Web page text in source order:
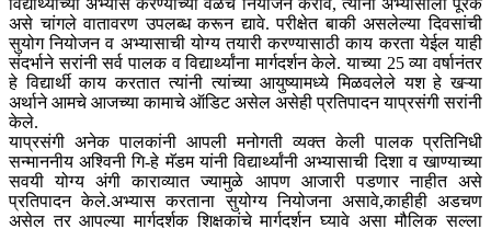
विद्यार्थ्यांच्या अभ्यास करण्याच्या वेळेचे नियोजन करावे, त्यांना अभ्यासाला पूरक
असे चांगले वातावरण उपलब्ध करून द्यावे. परीक्षेत बाकी असलेल्या दिवसांची
सुयोग नियोजन व अभ्यासाची योग्य तयारी करण्यासाठी काय करता येईल याही
संदर्भाने सरांनी सर्व पालक व विद्यार्थ्यांना मार्गदर्शन केले. याच्या 25 व्या वर्षानंतर
हे विद्यार्थी काय करतात त्यांनी त्यांच्या आयुष्यामध्ये मिळवलेले यश हे खऱ्या
अर्थाने आमचे आजच्या कामाचे ऑडिट असेल असेही प्रतिपादन याप्रसंगी सरांनी
केले.
याप्रसंगी अनेक पालकांनी आपली मनोगती व्यक्त केली पालक प्रतिनिधी
सन्माननीय अश्विनी गि-हे मॅडम यांनी विद्यार्थ्यांनी अभ्यासाची दिशा व खाण्याच्या
सवयी योग्य अंगी काराव्यात ज्यामुळे आपण आजारी पडणार नाहीत असे
प्रतिपादन केले.अभ्यास करताना सुयोग्य नियोजना असावे,काहीही अडचण
असेल तर आपल्या मार्गदर्शक शिक्षकांचे मार्गदर्शन घ्यावे असा मौलिक सल्ला